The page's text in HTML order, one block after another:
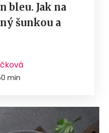
bleu. Jak na
šunkou a
min